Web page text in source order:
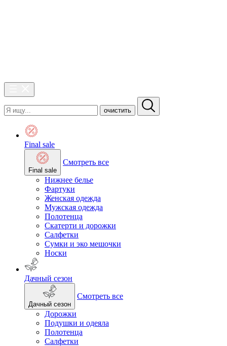
очистить
Final sale
Final sale
Смотреть все
Нижнее белье
Фартуки
Женская одежда
Мужская одежда
Полотенца
Скатерти и дорожки
Салфетки
Сумки и эко мешочки
Носки
Дачный сезон
Дачный сезон
Смотреть все
Дорожки
Подушки и одеяла
Полотенца
Салфетки